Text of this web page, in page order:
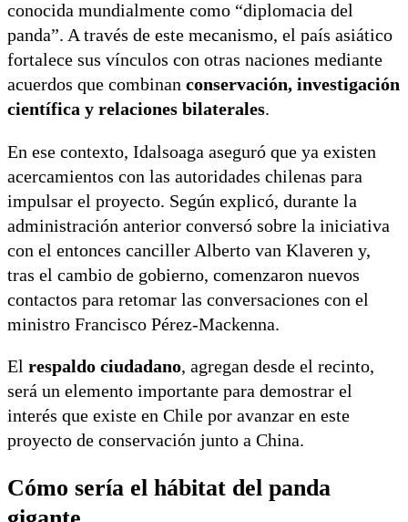
conocida mundialmente como “diplomacia del
panda”. A través de este mecanismo, el país asiático
fortalece sus vínculos con otras naciones mediante
acuerdos que combinan conservación, investigación
científica y relaciones bilaterales.
En ese contexto, Idalsoaga aseguró que ya existen
acercamientos con las autoridades chilenas para
impulsar el proyecto. Según explicó, durante la
administración anterior conversó sobre la iniciativa
con el entonces canciller Alberto van Klaveren y,
tras el cambio de gobierno, comenzaron nuevos
contactos para retomar las conversaciones con el
ministro Francisco Pérez-Mackenna.
El respaldo ciudadano, agregan desde el recinto,
será un elemento importante para demostrar el
interés que existe en Chile por avanzar en este
proyecto de conservación junto a China.
Cómo sería el hábitat del panda